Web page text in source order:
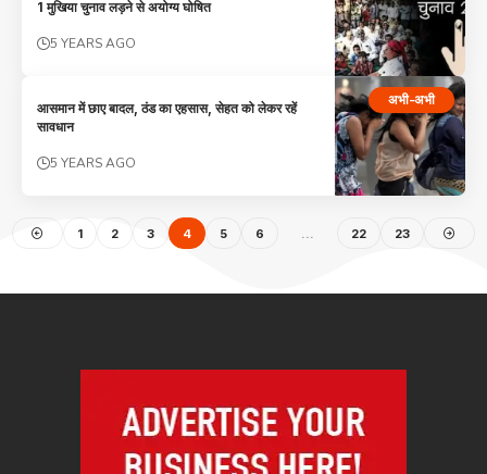
1 मुखिया चुनाव लड़ने से अयोग्य घोषित
5 YEARS AGO
अभी-अभी
आसमान में छाए बादल, ठंड का एहसास, सेहत को लेकर रहें
सावधान
5 YEARS AGO
1 2 3 4 5 6 22 23